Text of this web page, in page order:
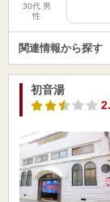
30代 男
性
関連情報から探す
初音湯